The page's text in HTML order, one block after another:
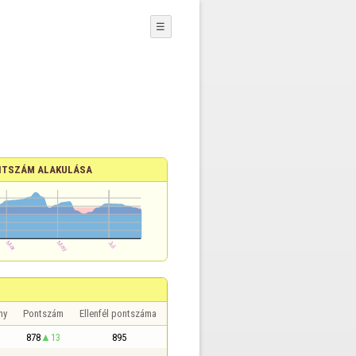
☰
ALAKULÁSA
Pontszám
Ellenfél pontszáma
878
13
895